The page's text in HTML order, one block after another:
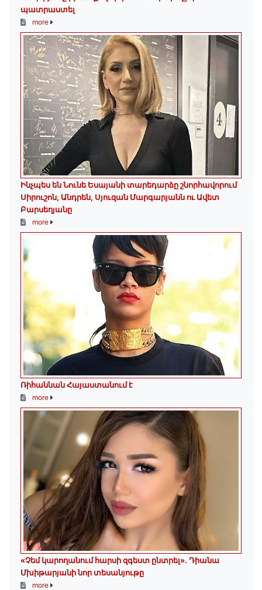
պատրաստել
more
Ինչպես են Նունե Եսայանի տարեդարձը շնորհավորում
Սիրուշոն, Անդրեն, Սյուզան Մարգարյանն ու Ավետ
Բարսեղյանը
more
Ռիհաննան Հայաստանում է
more
«Չեմ կարողանում հարսի զգեստ ընտրել». Դիանա
Մխիթարյանի նոր տեսանյութը
more